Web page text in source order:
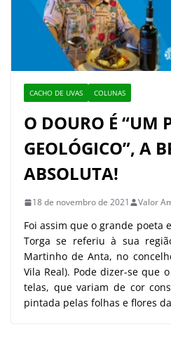
CACHO DE UVAS COLUNAS
O DOURO É “UM
GEOLÓGICO”, A
ABSOLUTA!
18 de novembro de 2021 Valor
Foi assim que o grande poeta
Torga se referiu à sua
Martinho de Anta, no
Vila Real). Pode dizer-se que
telas, que variam de cor
pintada pelas folhas e flores